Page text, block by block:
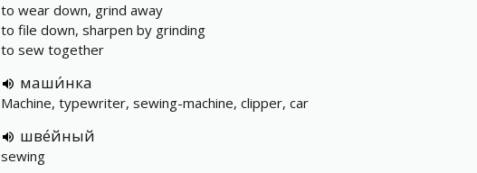
to wear down, grind away
to file down, sharpen by grinding
to sew together
маши́нка
Machine, typewriter, sewing-machine, clipper, car
шве́йный
sewing